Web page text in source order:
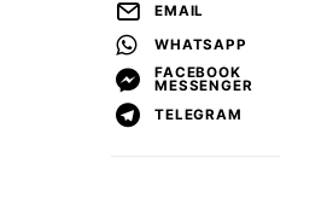
EMAIL
WHATSAPP
FACEBOOK
MESSENGER
TELEGRAM